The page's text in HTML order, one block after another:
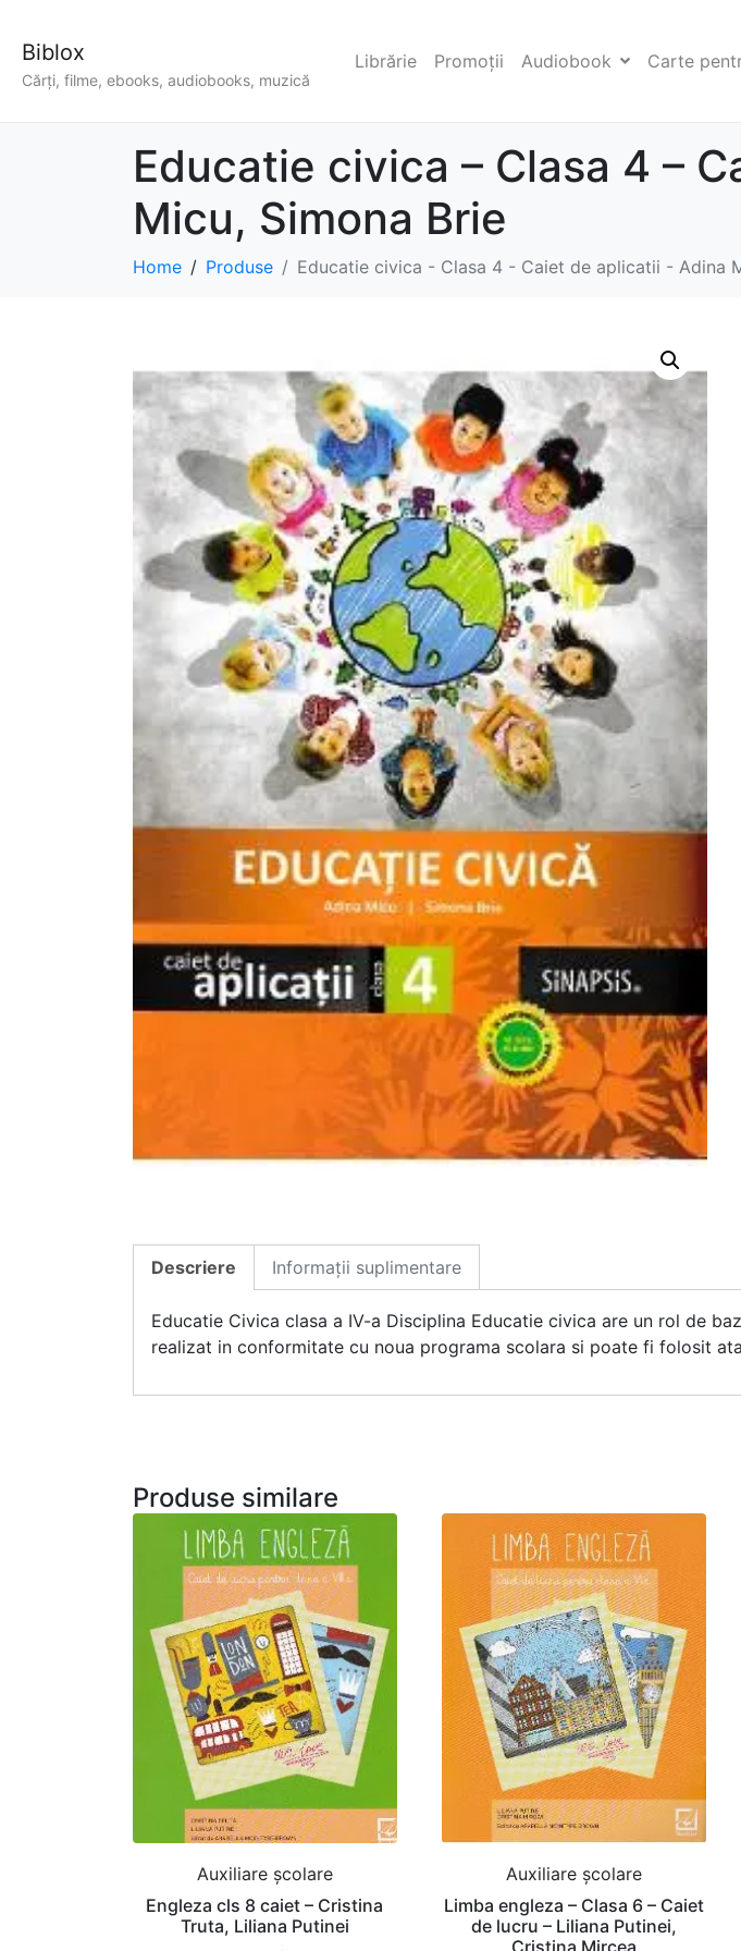
Biblox
Cărți, filme, ebooks, audiobooks, muzică
Librărie Promoții Audiobook Carte
Educatie civica – Clasa 4 –
Micu, Simona Brie
Home Produse Educatie civica - Clasa 4 - Caiet de aplicatii - Adina
Descriere Informații suplimentare
Educatie Civica clasa a IV-a Disciplina Educatie civica are un rol de
realizat in conformitate cu noua programa scolara si poate fi folosit
Produse similare
Auxiliare şcolare
Engleza cls 8 caiet – Cristina
Truta, Liliana Putinei
Auxiliare şcolare
Limba engleza – Clasa 6 – Caiet
de lucru – Liliana Putinei,